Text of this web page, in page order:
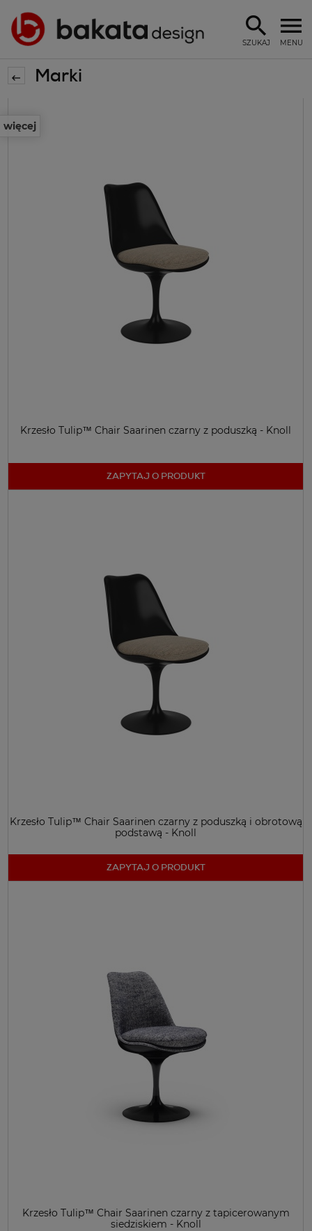
MENU
SZUKAJ
więcej
Marki
Krzesło Tulip™ Chair Saarinen czarny z poduszką - Knoll
ZAPYTAJ O PRODUKT
Krzesło Tulip™ Chair Saarinen czarny z poduszką i obrotową
podstawą - Knoll
ZAPYTAJ O PRODUKT
Krzesło Tulip™ Chair Saarinen czarny z tapicerowanym
siedziskiem - Knoll